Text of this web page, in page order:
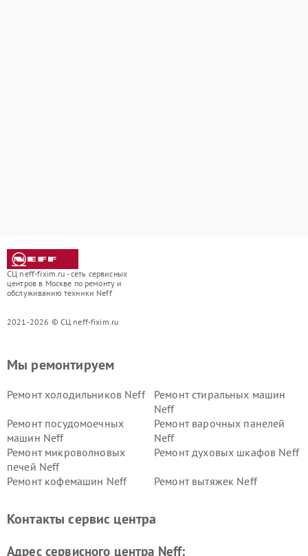
СЦ neff-fixim.ru - сеть сервисных
центров в Москве по ремонту и
обслуживанию техники Neff
2021-2026 © СЦ neff-fixim.ru
Мы ремонтируем
Ремонт холодильников Neff
Ремонт стиральных машин
Neff
Ремонт посудомоечных
машин Neff
Ремонт варочных панелей
Neff
Ремонт микроволновых
печей Neff
Ремонт духовых шкафов Neff
Ремонт кофемашин Neff Ремонт вытяжек Neff
Контакты сервис центра
Адрес сервисного центра Neff: